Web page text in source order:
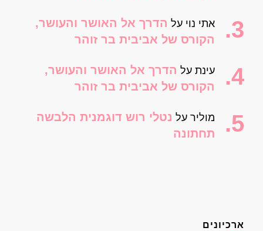
אתי נוי על הדרך אל האושר והעושר,
הקורס של אביבית בר זוהר
עינת על הדרך אל האושר והעושר,
הקורס של אביבית בר זוהר
מוליר על נטלי רוש דוגמנית הלבשה
תחתונה
ארכיונים